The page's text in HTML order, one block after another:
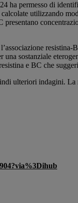
ha permesso di
utilizzando
presentano
sostanziale
e BC che
ulteriori indagini.